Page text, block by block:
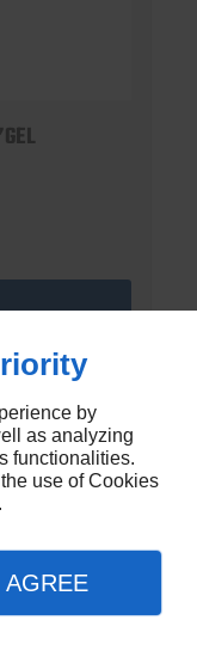
by
as analyzing
functionalities.
use of Cookies
.
AGREE